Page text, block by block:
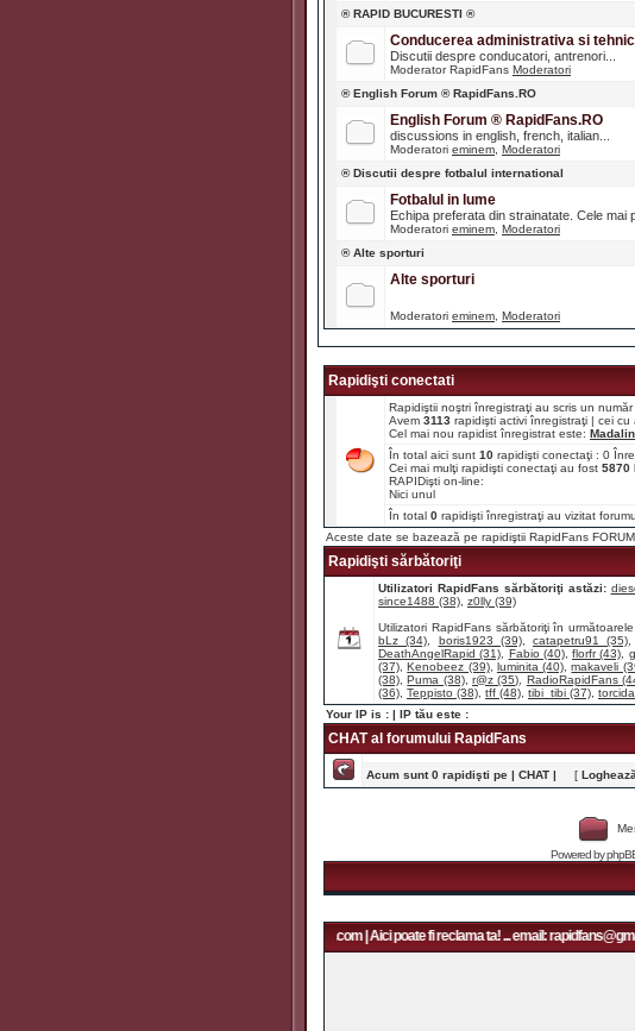
® RAPID BUCURESTI ®
Conducerea administrativa si
Discutii despre conducatori, antrenori...
Moderator RapidFans Moderatori
® English Forum ® RapidFans.RO
English Forum ® RapidFans.RO
discussions in english, french, italian...
Moderatori eminem Moderatori
® Discutii despre fotbalul international
Fotbalul in lume
Echipa preferata din strainatate. Cele mai
Moderatori eminem Moderatori
® Alte sporturi
Alte sporturi
Moderatori eminem Moderatori
Rapidişti conectati
Rapidiştii noştri înregistraţi au scris un număr
Avem 3113 rapidişti activi înregistraţi | cei
Cel mai nou rapidist înregistrat este:
În total aici sunt 10 rapidişti conectaţi : 0
Cei mai mulţi rapidişti conectaţi au fost 5870
RAPIDişti on-line:
Nici unul
În total 0 rapidişti înregistraţi au vizitat
Aceste date se bazează pe rapidiştii RapidFans
Rapidişti sărbătoriţi
Utilizatori RapidFans sărbătoriţi astăzi:
since1488 (38) z0lly (39)
Utilizatori RapidFans sărbătoriţi în
bLz (34)
boris1923 (39),catapetru91 (35)
DeathAngelRapid (31)
Fabio (40), florfr (43)
(37) ,Kenobeez (39), luminita (40) ,makaveli
(38) ,Puma (38),r@z (35) RadioRapidFans
(36) Teppisto (38) tff (48) tibi_tibi (37)
Your IP is : | IP tău este :
CHAT al forumului RapidFans
Acum sunt 0 rapidişti pe | CHAT | [
Powered by
Aici poate fi reclama ta! ... email: rapidfans@gmail.com | Aici poate fi reclama ta! ... email: